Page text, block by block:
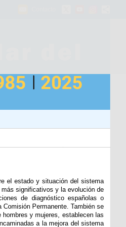
el estado y situación del sistema
significativos y la evolución de
de diagnóstico españolas o
Permanente. También se
y mujeres, establecen las
a la mejora del sistema